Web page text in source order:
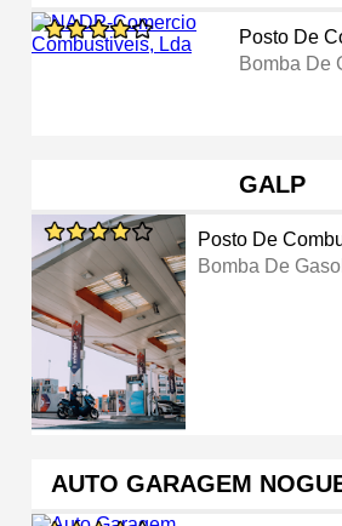
Posto De
Bomba De
GALP
Posto De
Bomba De
AUTO GARAGEM